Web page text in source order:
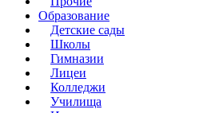
Образование
Детские сады
Школы
Гимназии
Лицеи
Колледжи
Училища